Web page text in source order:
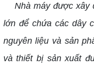
Nhà máy được xây
lớn để chứa các dây
nguyên liệu và sản
và thiết bị sản xuất